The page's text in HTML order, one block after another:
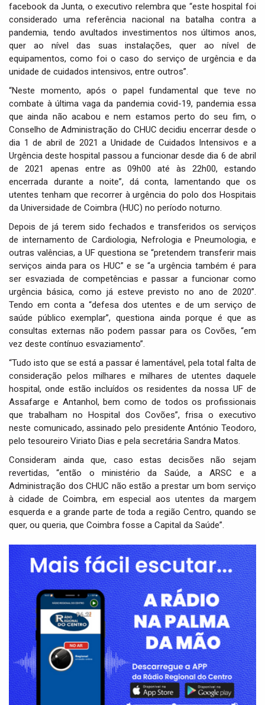
facebook da Junta, o executivo relembra que “este hospital foi
considerado uma referência nacional na batalha contra a
pandemia, tendo avultados investimentos nos últimos anos,
quer ao nível das suas instalações, quer ao nível de
equipamentos, como foi o caso do serviço de urgência e da
unidade de cuidados intensivos, entre outros”.
“Neste momento, após o papel fundamental que teve no
combate à última vaga da pandemia covid-19, pandemia essa
que ainda não acabou e nem estamos perto do seu fim, o
Conselho de Administração do CHUC decidiu encerrar desde o
dia 1 de abril de 2021 a Unidade de Cuidados Intensivos e a
Urgência deste hospital passou a funcionar desde dia 6 de abril
de 2021 apenas entre as 09h00 até às 22h00, estando
encerrada durante a noite”, dá conta, lamentando que os
utentes tenham que recorrer à urgência do polo dos Hospitais
da Universidade de Coimbra (HUC) no período noturno.
Depois de já terem sido fechados e transferidos os serviços
de internamento de Cardiologia, Nefrologia e Pneumologia, e
outras valências, a UF questiona se “pretendem transferir mais
serviços ainda para os HUC” e se “a urgência também é para
ser esvaziada de competências e passar a funcionar como
urgência básica, como já esteve previsto no ano de 2020”.
Tendo em conta a “defesa dos utentes e de um serviço de
saúde público exemplar”, questiona ainda porque é que as
consultas externas não podem passar para os Covões, “em
vez deste contínuo esvaziamento”.
“Tudo isto que se está a passar é lamentável, pela total falta de
consideração pelos milhares e milhares de utentes daquele
hospital, onde estão incluídos os residentes da nossa UF de
Assafarge e Antanhol, bem como de todos os profissionais
que trabalham no Hospital dos Covões”, frisa o executivo
neste comunicado, assinado pelo presidente António Teodoro,
pelo tesoureiro Viriato Dias e pela secretária Sandra Matos.
Consideram ainda que, caso estas decisões não sejam
revertidas, “então o ministério da Saúde, a ARSC e a
Administração dos CHUC não estão a prestar um bom serviço
à cidade de Coimbra, em especial aos utentes da margem
esquerda e a grande parte de toda a região Centro, quando se
quer, ou queria, que Coimbra fosse a Capital da Saúde”.